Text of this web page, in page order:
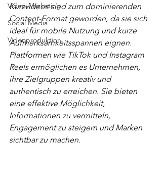
Video-Marketing
Social Media
Videoproduktion
Kurzvideos sind zum dominierenden
Content-Format geworden, da sie sich
ideal für mobile Nutzung und kurze
Aufmerksamkeitsspannen eignen.
Plattformen wie TikTok und Instagram
Reels ermöglichen es Unternehmen,
ihre Zielgruppen kreativ und
authentisch zu erreichen. Sie bieten
eine effektive Möglichkeit,
Informationen zu vermitteln,
Engagement zu steigern und Marken
sichtbar zu machen.